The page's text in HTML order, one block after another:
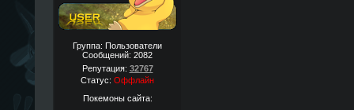
Группа: Пользователи
Сообщений: 2082
Репутация: 32767
Статус: Оффлайн
Покемоны сайта: